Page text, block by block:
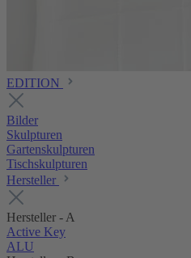
EDITION
Bilder
Skulpturen
Gartenskulpturen
Tischskulpturen
Hersteller
Hersteller - A
Active Key
ALU